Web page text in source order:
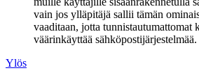
vain jos ylläpitäjä sallii tämän
vaaditaan, jotta tunnistautumattomat
väärinkäyttää sähköpostijärjestelmää.
Ylös